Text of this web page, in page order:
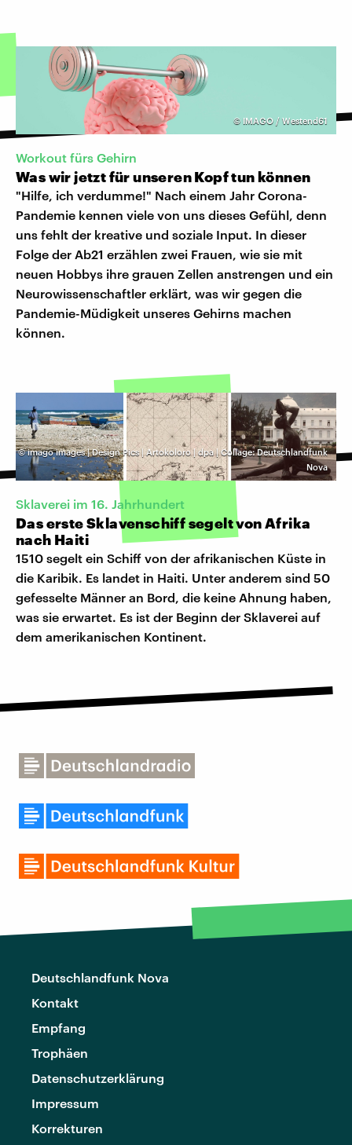
© IMAGO / Westend61
Workout fürs Gehirn
Was wir jetzt für unseren Kopf tun können
"Hilfe, ich verdumme!" Nach einem Jahr Corona-
Pandemie kennen viele von uns dieses Gefühl, denn
uns fehlt der kreative und soziale Input. In dieser
Folge der Ab21 erzählen zwei Frauen, wie sie mit
neuen Hobbys ihre grauen Zellen anstrengen und ein
Neurowissenschaftler erklärt, was wir gegen die
Pandemie-Müdigkeit unseres Gehirns machen
können.
©imago images | Design Pics | Artokoloro | dpa | Collage: Deutschlandfunk
Nova
Sklaverei im 16. Jahrhundert
Das erste Sklavenschiff segelt von Afrika
nach Haiti
1510 segelt ein Schiff von der afrikanischen Küste in
die Karibik. Es landet in Haiti. Unter anderem sind 50
gefesselte Männer an Bord, die keine Ahnung haben,
was sie erwartet. Es ist der Beginn der Sklaverei auf
dem amerikanischen Kontinent.
Deutschlandfunk Nova
Kontakt
Empfang
Trophäen
Datenschutzerklärung
Impressum
Korrekturen